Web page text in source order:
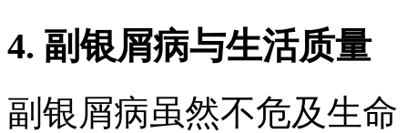
4. 副银屑病与生活质量
副银屑病虽然不危及生